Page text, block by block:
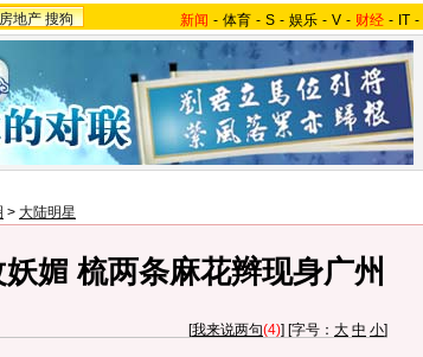
地产 搜狗 新闻 - 体育 - S - 娱乐 - V - 财经 - IT -
> 大陆明星
媚 梳两条麻花辫现身广州
[我来说两句(4)] [字号： 大 中 小]